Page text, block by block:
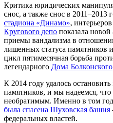
Критика юридических
снос, а также снос в 2011–2013
стадиона «Динамо»,
Кругового депо показала
приемы вандализма в
лишенных статуса памятников
цикл пятимесячная борьба
легендарного Дома Болконского
К 2014 году удалось
памятников, и мы надеемся, что
необратимым. Именно в том
была спасена Шуховская башня
федеральных властей.